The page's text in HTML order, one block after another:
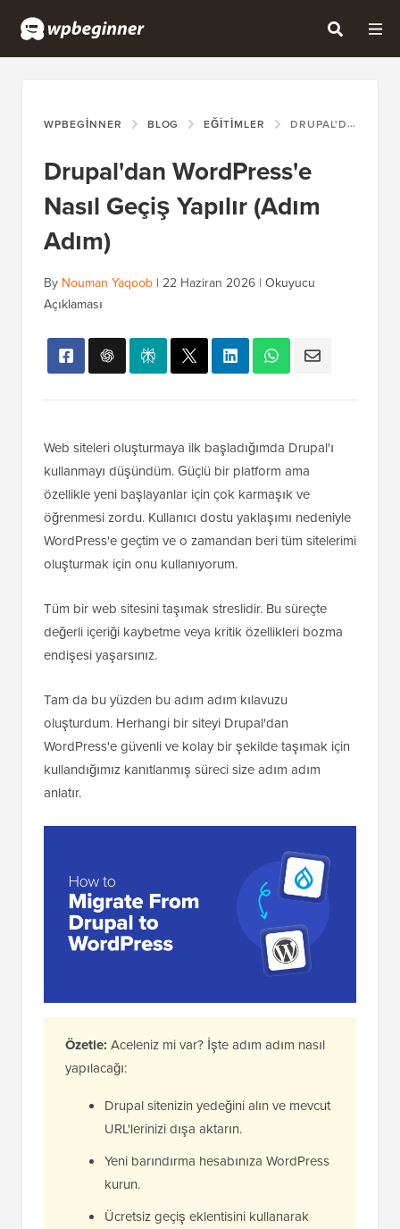
WPBEGINNER BLOG EĞITIMLER DRUPAL'DAN WORDPRESS'E NASIL GEÇIŞ YAPILIR (ADIM ADIM)
Drupal'dan WordPress'e
Nasıl Geçiş Yapılır (Adım
Adım)
By Nouman Yaqoob | 22 Haziran 2026 | Okuyucu
Açıklaması
Web siteleri oluşturmaya ilk başladığımda Drupal'ı
kullanmayı düşündüm. Güçlü bir platform ama
özellikle yeni başlayanlar için çok karmaşık ve
öğrenmesi zordu. Kullanıcı dostu yaklaşımı nedeniyle
WordPress'e geçtim ve o zamandan beri tüm sitelerimi
oluşturmak için onu kullanıyorum.
Tüm bir web sitesini taşımak streslidir. Bu süreçte
değerli içeriği kaybetme veya kritik özellikleri bozma
endişesi yaşarsınız.
Tam da bu yüzden bu adım adım kılavuzu
oluşturdum. Herhangi bir siteyi Drupal'dan
WordPress'e güvenli ve kolay bir şekilde taşımak için
kullandığımız kanıtlanmış süreci size adım adım
anlatır.
Özetle: Aceleniz mi var? İşte adım adım nasıl
yapılacağı:
Drupal sitenizin yedeğini alın ve mevcut
URL'lerinizi dışa aktarın.
Yeni barındırma hesabınıza WordPress
kurun.
Ücretsiz geçiş eklentisini kullanarak